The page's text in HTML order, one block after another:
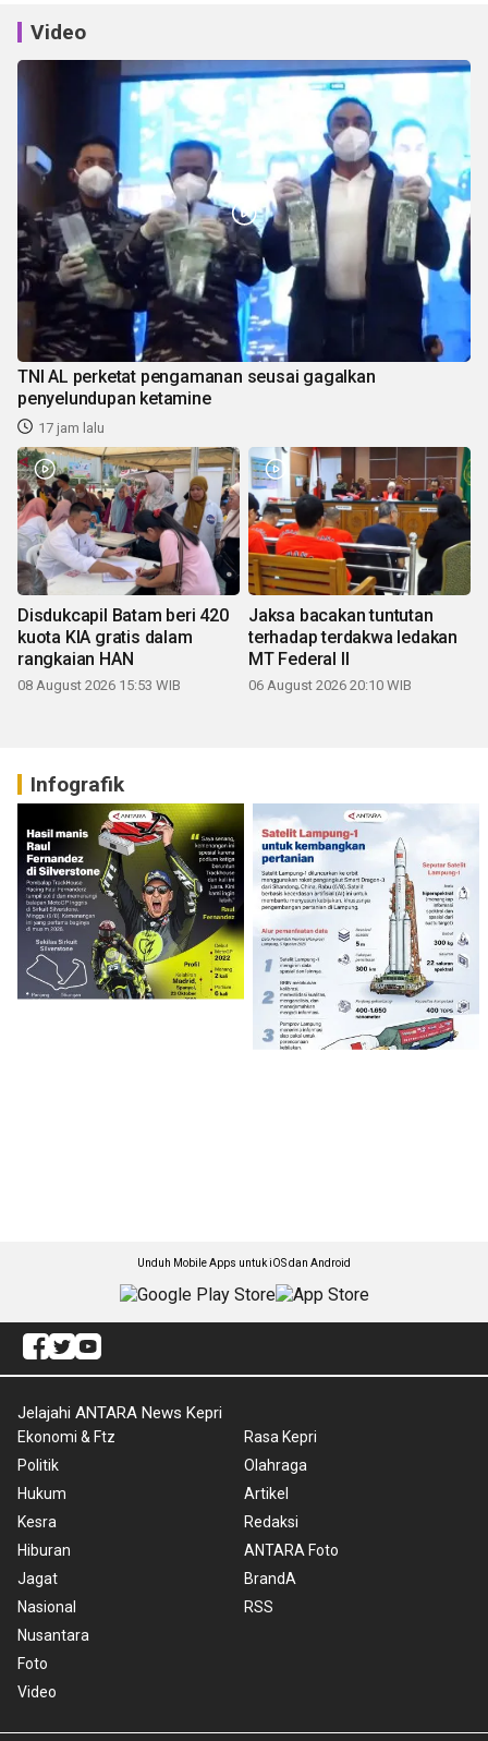
Video
TNI AL perketat pengamanan seusai gagalkan
penyelundupan ketamine
17 jam lalu
Disdukcapil Batam beri 420
kuota KIA gratis dalam
rangkaian HAN
08 August 2026 15:53 WIB
Jaksa bacakan tuntutan
terhadap terdakwa ledakan
MT Federal II
06 August 2026 20:10 WIB
Infografik
Unduh Mobile Apps untuk iOS dan Android
Jelajahi ANTARA News Kepri
Ekonomi & Ftz
Politik
Hukum
Kesra
Hiburan
Jagat
Nasional
Nusantara
Foto
Video
Rasa Kepri
Olahraga
Artikel
Redaksi
ANTARA Foto
BrandA
RSS